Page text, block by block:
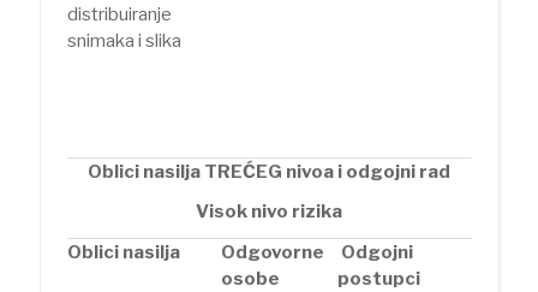
distribuiranje
snimaka i slika
Oblici nasilja TREĆEG nivoa i odgojni rad
Visok nivo rizika
Oblici nasilja
Odgovorne
osobe
Odgojni
postupci